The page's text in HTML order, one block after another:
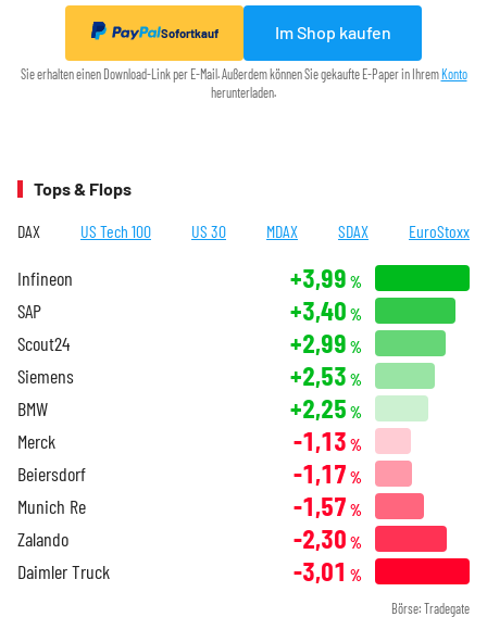
Sofortkauf Im Shop kaufen
Sie erhalten einen Download-Link per E-Mail. Außerdem können Sie gekaufte E-Paper in IhremKonto
herunterladen.
Tops & Flops
DAX US Tech 100 US 30 MDAX SDAX EuroStoxx
Infineon +3,99 %
SAP +3,40 %
Scout24 +2,99 %
Siemens +2,53 %
BMW +2,25 %
Merck -1,13 %
Beiersdorf -1,17 %
Munich Re -1,57 %
Zalando -2,30 %
Daimler Truck -3,01 %
Börse: Tradegate